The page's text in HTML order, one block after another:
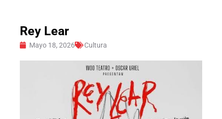
Rey Lear
Mayo 18, 2026 Cultura